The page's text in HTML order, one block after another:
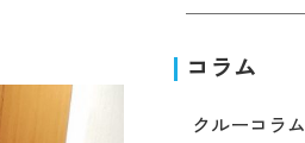
コラム
クルーコラム